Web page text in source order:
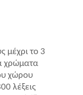
μέχρι το 3
χρώματα
χώρου
λέξεις